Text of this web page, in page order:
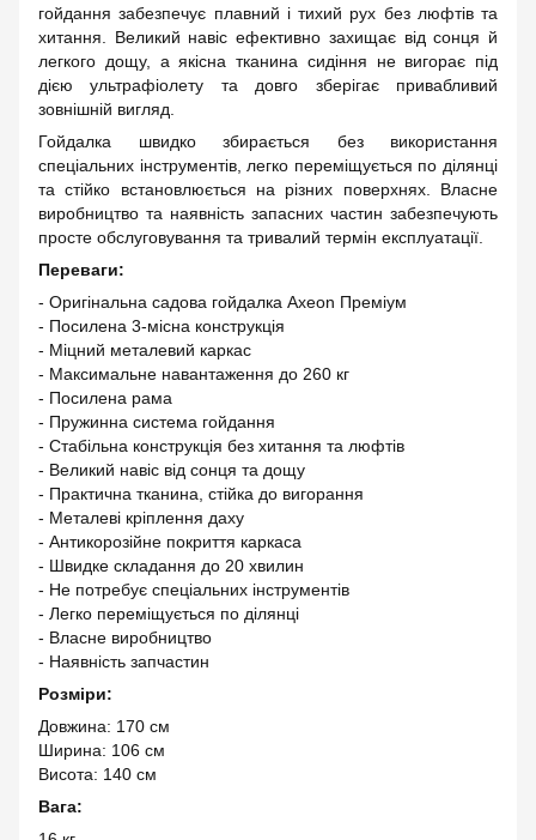
гойдання забезпечує плавний і тихий рух без люфтів та
хитання. Великий навіс ефективно захищає від сонця й
легкого дощу, а якісна тканина сидіння не вигорає під
дією ультрафіолету та довго зберігає привабливий
зовнішній вигляд.
Гойдалка швидко збирається без використання
спеціальних інструментів, легко переміщується по ділянці
та стійко встановлюється на різних поверхнях. Власне
виробництво та наявність запасних частин забезпечують
просте обслуговування та тривалий термін експлуатації.
Переваги:
- Оригінальна садова гойдалка Axeon Преміум
- Посилена 3-місна конструкція
- Міцний металевий каркас
- Максимальне навантаження до 260 кг
- Посилена рама
- Пружинна система гойдання
- Стабільна конструкція без хитання та люфтів
- Великий навіс від сонця та дощу
- Практична тканина, стійка до вигорання
- Металеві кріплення даху
- Антикорозійне покриття каркаса
- Швидке складання до 20 хвилин
- Не потребує спеціальних інструментів
- Легко переміщується по ділянці
- Власне виробництво
- Наявність запчастин
Розміри:
Довжина: 170 см
Ширина: 106 см
Висота: 140 см
Вага: